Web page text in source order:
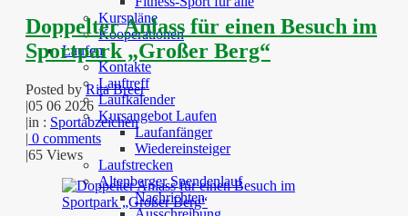
Kurspläne
Kooperationen
Laufen
Kontakte
Lauftreff
Laufkalender
Kursangebot Laufen
Laufanfänger
Wiedereinsteiger
Laufstrecken
Altenberger Spendenlauf
Nachrichten
Doppelter Anlass für einen Besuch im
Sportpark „Großer Berg“
Posted byRita Breer
|05 06 2026
|in : Sportabzeichen
| 0 comments
|65 Views